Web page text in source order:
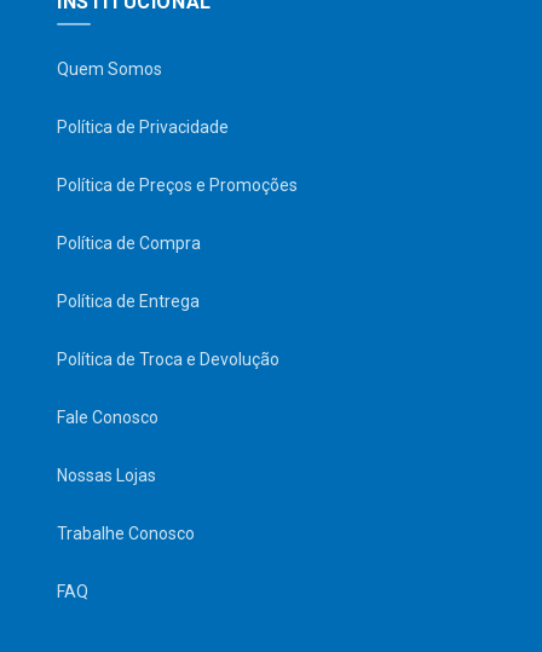
Quem Somos
Política de Privacidade
Política de Preços e Promoções
Política de Compra
Política de Entrega
Política de Troca e Devolução
Fale Conosco
Nossas Lojas
Trabalhe Conosco
FAQ